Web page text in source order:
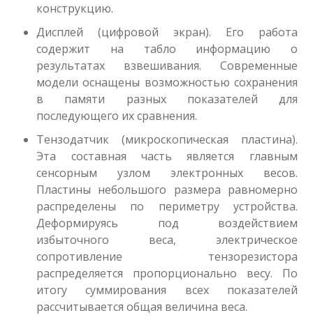
конструкцию.
Дисплей (цифровой экран). Его работа
содержит на табло информацию о
результатах взвешивания. Современные
модели оснащены возможностью сохранения
в памяти разных показателей для
последующего их сравнения.
Тензодатчик (микроскопическая пластина).
Эта составная часть является главным
сенсорным узлом электронных весов.
Пластины небольшого размера равномерно
распределены по периметру устройства.
Деформируясь под воздействием
избыточного веса, электрическое
сопротивление тензорезистора
распределяется пропорционально весу. По
итогу суммирования всех показателей
рассчитывается общая величина веса.